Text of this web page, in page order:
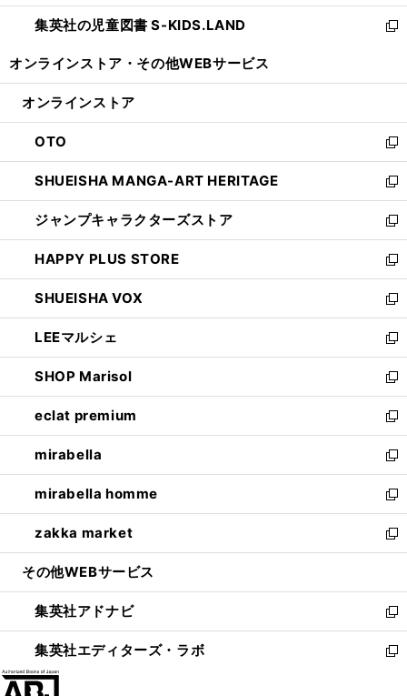
開
く
ウ
で
ン
ド
開
し
い
ン
ウ
で
開
く
集英社の児童図書 S-KIDS.LAND
新
ウ
ン
ド
ウ
で
開
く
オンラインストア・ その他WEBサービス
オンラインストア
OTO
新
し
い
ウ
ィ
ン
ド
ウ
で
開
く
SHUEISHA MANGA-ART HERITAGE
新
し
い
ウ
ィ
ン
ド
ウ
で
開
く
ジャンプキャラクターズストア
新
し
い
ウ
ィ
ン
ド
ウ
で
開
く
HAPPY PLUS STORE
新
し
い
ウ
ィ
ン
ド
ウ
で
開
く
SHUEISHA VOX
新
し
い
ウ
ィ
ン
ド
ウ
で
開
く
LEEマルシェ
新
し
い
ウ
ィ
ン
ド
ウ
で
開
く
SHOP Marisol
新
し
い
ウ
ィ
ン
ド
ウ
で
開
eclat premium
新
し
い
ウ
ィ
ン
ド
ウ
開
く
mirabella
新
し
い
ウ
ィ
ン
ウ
で
開
く
mirabella homme
新
し
い
ウ
ン
ド
ウ
で
zakka market
新
し
ウ
ィ
ン
ド
その他WEBサービス
集英社アドナビ
新
し
い
集英社エディターズ・ラボ
新